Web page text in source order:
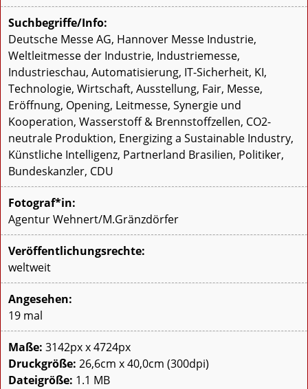
Suchbegriffe/Info:
Deutsche Messe AG, Hannover Messe Industrie,
Weltleitmesse der Industrie, Industriemesse,
Industrieschau, Automatisierung, IT-Sicherheit, KI,
Technologie, Wirtschaft, Ausstellung, Fair, Messe,
Eröffnung, Opening, Leitmesse, Synergie und
Kooperation, Wasserstoff & Brennstoffzellen, CO2-
neutrale Produktion, Energizing a Sustainable Industry,
Künstliche Intelligenz, Partnerland Brasilien, Politiker,
Bundeskanzler, CDU
Fotograf*in:
Agentur Wehnert/M.Gränzdörfer
Veröffentlichungsrechte:
weltweit
Angesehen:
19 mal
Maße: 3142px x 4724px
Druckgröße: 26,6cm x 40,0cm (300dpi)
Dateigröße: 1.1 MB